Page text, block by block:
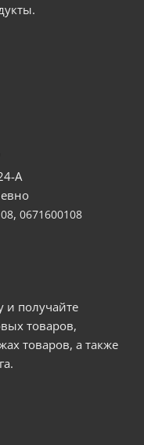
А
, 0671600108
и получайте
товаров,
товаров, а также